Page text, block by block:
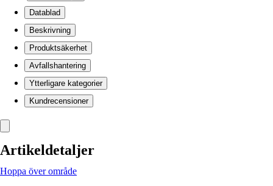
Datablad
Beskrivning
Produktsäkerhet
Avfallshantering
Ytterligare kategorier
Kundrecensioner
Artikeldetaljer
Hoppa över område